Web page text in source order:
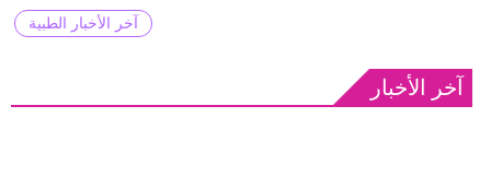
آخر الأخبار الطبية
آخر الأخبار